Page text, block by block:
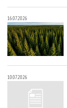
16.07.2026
10.07.2026